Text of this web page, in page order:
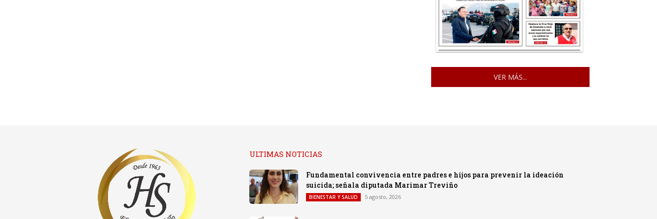
VER MÁS...
ULTIMAS NOTICIAS
Fundamental convivencia entre padres e hijos para prevenir la ideación
suicida; señala diputada Marimar Treviño
BIENESTAR Y SALUD 5 agosto, 2026